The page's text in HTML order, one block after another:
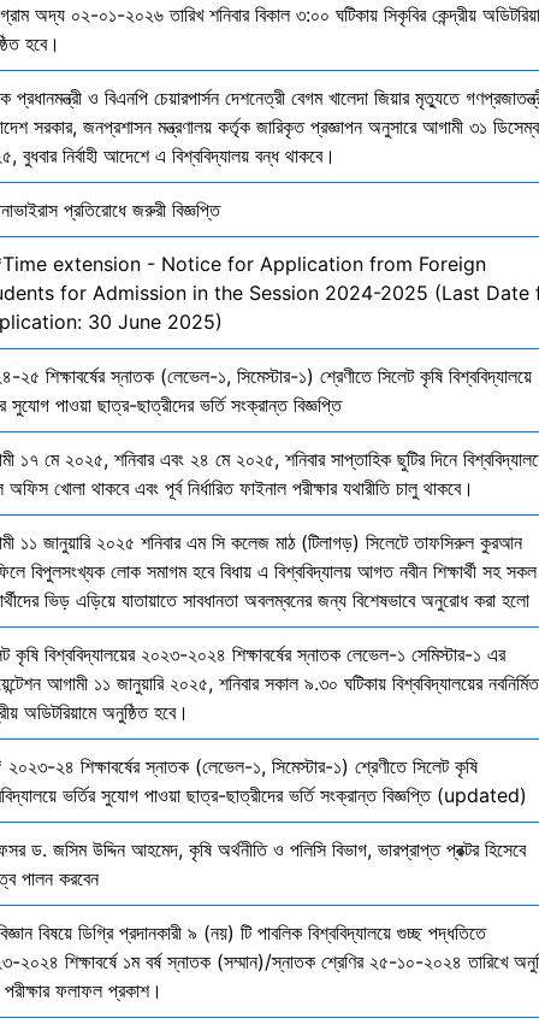
অদ্য ০২-০১-২০২৬ তারিখ শনিবার বিকাল ৩:০০ ঘটিকায় সিকৃবির কেন্দ্রীয়
হবে।
প্রধানমন্ত্রী ও বিএনপি চেয়ারপার্সন দেশনেত্রী বেগম খালেদা জিয়ার মৃত্যুতে
সরকার, জনপ্রশাসন মন্ত্রণালয় কর্তৃক জারিকৃত প্রজ্ঞাপন অনুসারে আগামী ৩১
বুধবার নির্বাহী আদেশে এ বিশ্ববিদ্যালয় বন্ধ থাকবে।
প্রতিরোধে জরুরী বিজ্ঞপ্তি
extension - Notice for Application from Foreign
for Admission in the Session 2024-2025 (Last Date
30 June 2025)
২৫ শিক্ষাবর্ষের স্নাতক (লেভেল-১, সিমেস্টার-১) শ্রেণীতে সিলেট কৃষি বিশ্ববিদ্যালয়ে
সুযোগ পাওয়া ছাত্র-ছাত্রীদের ভর্তি সংক্রান্ত বিজ্ঞপ্তি
১৭ মে ২০২৫, শনিবার এবং ২৪ মে ২০২৫, শনিবার সাপ্তাহিক ছুটির দিনে
খোলা থাকবে এবং পূর্ব নির্ধারিত ফাইনাল পরীক্ষার যথারীতি চালু থাকবে।
১১ জানুয়ারি ২০২৫ শনিবার এম সি কলেজ মাঠ (টিলাগড়) সিলেটে তাফসিরুল কুরআন
বিপুলসংখ্যক লোক সমাগম হবে বিধায় এ বিশ্ববিদ্যালয় আগত নবীন শিক্ষার্থী সহ সকল
ভিড় এড়িয়ে যাতায়াতে সাবধানতা অবলম্বনের জন্য বিশেষভাবে অনুরোধ করা হলো
কৃষি বিশ্ববিদ্যালয়ের ২০২৩-২০২৪ শিক্ষাবর্ষের স্নাতক লেভেল-১ সেমিস্টার-১ এর
আগামী ১১ জানুয়ারি ২০২৫, শনিবার সকাল ৯.৩০ ঘটিকায় বিশ্ববিদ্যালয়ের নবনির্মিত
অডিটরিয়ামে অনুষ্ঠিত হবে।
২৪ শিক্ষাবর্ষের স্নাতক (লেভেল-১, সিমেস্টার-১) শ্রেণীতে সিলেট কৃষি
ভর্তির সুযোগ পাওয়া ছাত্র-ছাত্রীদের ভর্তি সংক্রান্ত বিজ্ঞপ্তি (updated)
ড. জসিম উদ্দিন আহমেদ, কৃষি অর্থনীতি ও পলিসি বিভাগ, ভারপ্রাপ্ত প্রক্টর হিসেবে
পালন করবেন
বিষয়ে ডিগ্রি প্রদানকারী ৯ (নয়) টি পাবলিক বিশ্ববিদ্যালয়ে গুচ্ছ পদ্ধতিতে
২০২৪ শিক্ষাবর্ষে ১ম বর্ষ স্নাতক (সম্মান)/স্নাতক শ্রেণির ২৫-১০-২০২৪ তারিখে
পরীক্ষার ফলাফল প্রকাশ।